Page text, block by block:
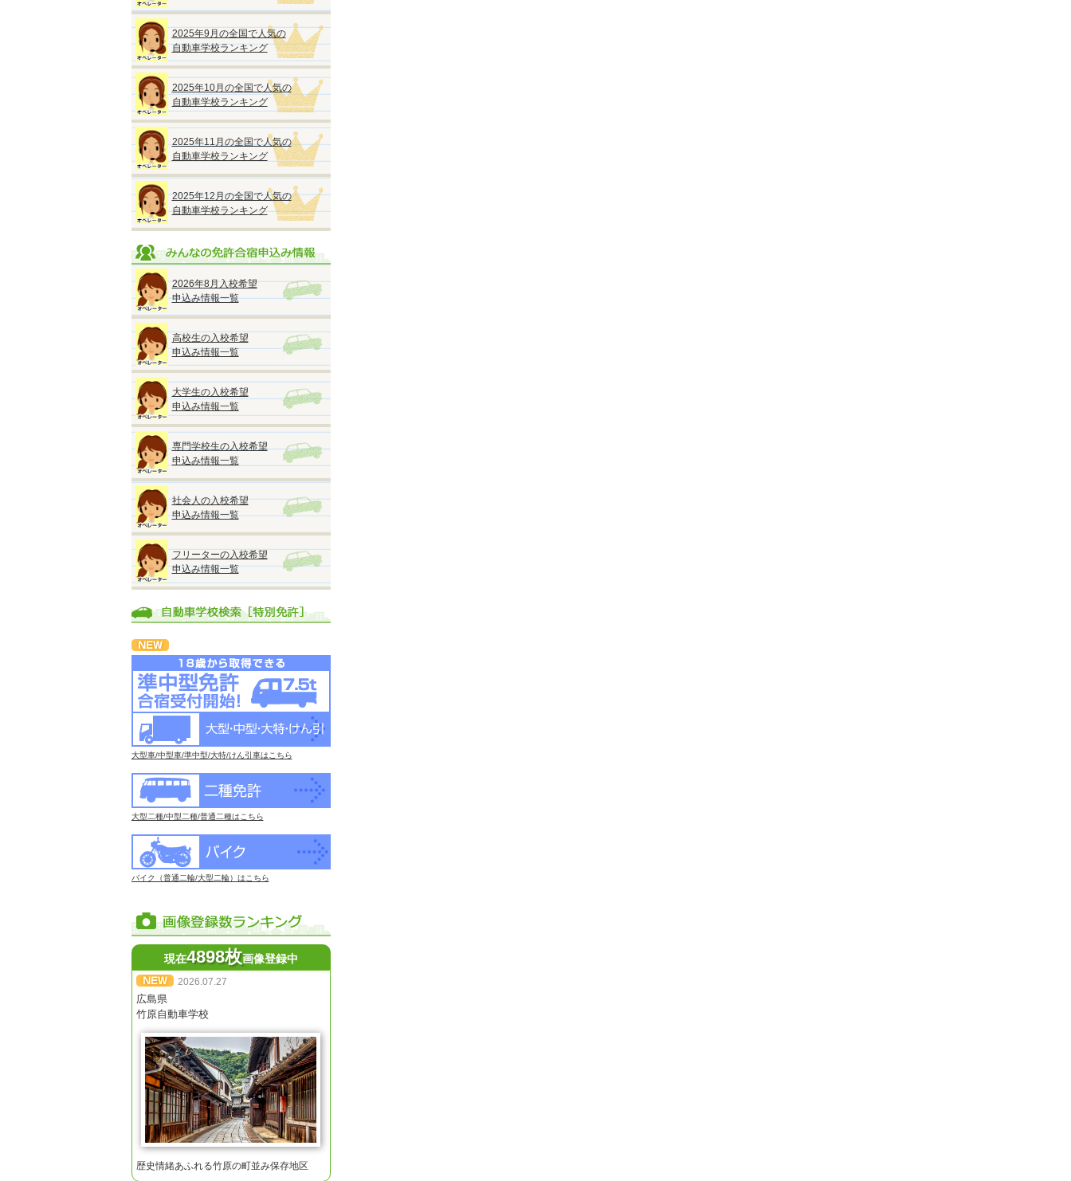
2025年9月の全国で人気の
自動車学校ランキング
2025年10月の全国で人気の
自動車学校ランキング
2025年11月の全国で人気の
自動車学校ランキング
2025年12月の全国で人気の
自動車学校ランキング
2026年8月入校希望
申込み情報一覧
高校生の入校希望
申込み情報一覧
大学生の入校希望
申込み情報一覧
専門学校生の入校希望
申込み情報一覧
社会人の入校希望
申込み情報一覧
フリーターの入校希望
申込み情報一覧
大型車/中型車/準中型/大特/けん引車はこちら
大型二種/中型二種/普通二種はこちら
バイク（普通二輪/大型二輪）はこちら
現在4898枚画像登録中
2026.07.27
広島県
竹原自動車学校
歴史情緒あふれる竹原の町並み保存地区